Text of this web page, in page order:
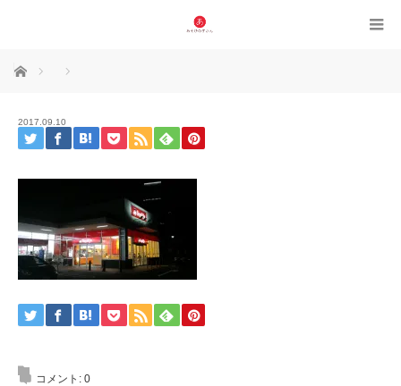
ホーム
2017.09.10
コメント: 0